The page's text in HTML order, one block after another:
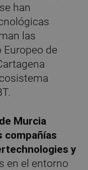
han
las
de
Murcia
compañías
y
en el entorno